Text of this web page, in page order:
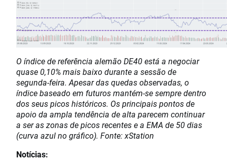
O índice de referência alemão DE40 está a negociar
quase 0,10% mais baixo durante a sessão de
segunda-feira. Apesar das quedas observadas, o
índice baseado em futuros mantém-se sempre dentro
dos seus picos históricos. Os principais pontos de
apoio da ampla tendência de alta parecem continuar
a ser as zonas de picos recentes e a EMA de 50 dias
(curva azul no gráfico). Fonte: xStation
Notícias: